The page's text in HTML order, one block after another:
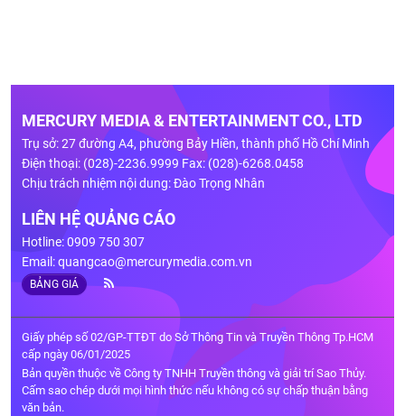
MERCURY MEDIA & ENTERTAINMENT CO., LTD
Trụ sở: 27 đường A4, phường Bảy Hiền, thành phố Hồ Chí Minh
Điện thoại: (028)-2236.9999 Fax: (028)-6268.0458
Chịu trách nhiệm nội dung: Đào Trọng Nhân
LIÊN HỆ QUẢNG CÁO
Hotline: 0909 750 307
Email:quangcao@mercurymedia.com.vn
BẢNG GIÁ
Giấy phép số 02/GP-TTĐT do Sở Thông Tin và Truyền Thông Tp.HCM
cấp ngày 06/01/2025
Bản quyền thuộc về Công ty TNHH Truyền thông và giải trí Sao Thủy.
Cấm sao chép dưới mọi hình thức nếu không có sự chấp thuận bằng
văn bản.